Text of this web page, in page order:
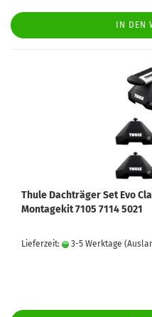
IN DEN
Thule Dachträger Set Evo
Montagekit 7105 7114 5021
Lieferzeit: 3-5 Werktage